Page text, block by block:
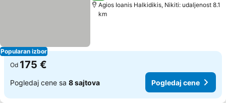
Popularan izbor
Agios Ioanis Halkidikis, Nikiti: udaljenost 8.1
km
Od 175 €
Pogledaj cene sa 8 sajtova Pogledaj cene